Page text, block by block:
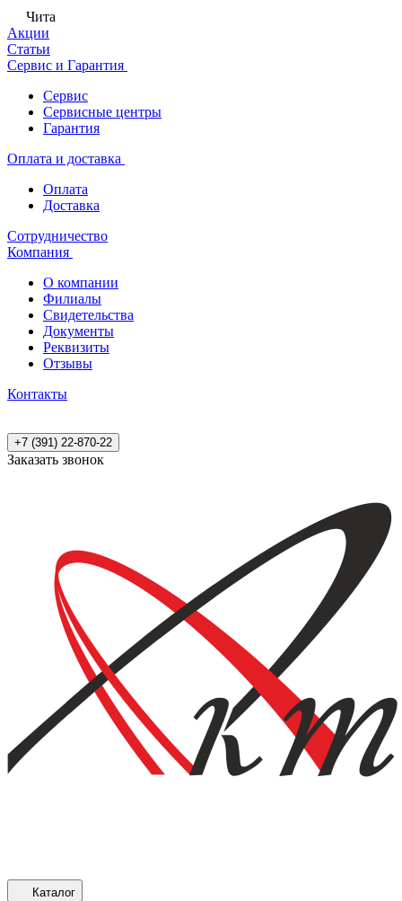
Чита
Акции
Статьи
Сервис и Гарантия
Сервис
Сервисные центры
Гарантия
Оплата и доставка
Оплата
Доставка
Сотрудничество
Компания
О компании
Филиалы
Свидетельства
Документы
Реквизиты
Отзывы
Контакты
+7 (391) 22-870-22
Заказать звонок
Каталог